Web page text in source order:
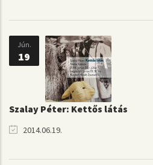
Jún.
19
Szalay Péter: Kettős látás
2014.06.19.